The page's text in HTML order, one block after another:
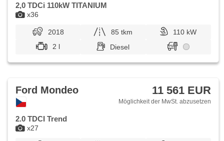
x36
2,0 TDCi 110kW TITANIUM
2018 85 tkm
110 kW
2 l
Diesel
x27
Ford Mondeo 11 561 EUR
Möglichkeit der MwSt. abzusetzen
2.0 TDCI Trend